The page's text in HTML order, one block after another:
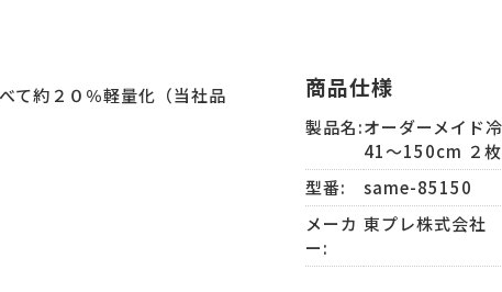
て約２０％軽量化（当社品
商品仕様
製品名:オーダーメイド
41～150cm ２
型番:
same-85150
メーカ
ー:
東プレ株式会社